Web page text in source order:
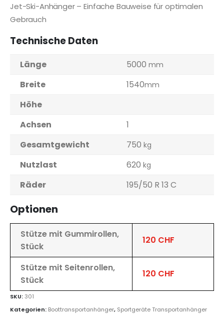
Jet-Ski-Anhänger – Einfache Bauweise für optimalen
Gebrauch
Technische Daten
Länge 5000 mm
Breite 1540mm
Höhe
Achsen
1
Gesamtgewicht
750 kg
Nutzlast 620 kg
Räder 195/50 R 13 C
Optionen
Stütze mit Gummirollen,
Stück
120 CHF
Stütze mit Seitenrollen,
Stück
120 CHF
SKU:301
Kategorien: Boottransportanhänger, Sportgeräte Transportanhänger